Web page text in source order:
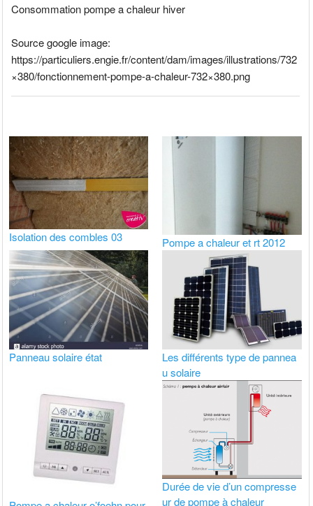
Consommation pompe a chaleur hiver
Source google image:
https://particuliers.engie.fr/content/dam/images/illustrations/732
×380/fonctionnement-pompe-a-chaleur-732×380.png
Isolation des combles 03 Pompe a chaleur et rt 2012
Panneau solaire état
Les différents type de pannea
u solaire
Durée de vie d’un compresse
ur de pompe à chaleur